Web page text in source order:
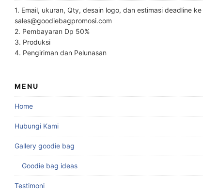
1. Email, ukuran, Qty, desain logo, dan estimasi deadline ke
sales@goodiebagpromosi.com
2. Pembayaran Dp 50%
3. Produksi
4. Pengiriman dan Pelunasan
MENU
Home
Hubungi Kami
Gallery goodie bag
Goodie bag ideas
Testimoni